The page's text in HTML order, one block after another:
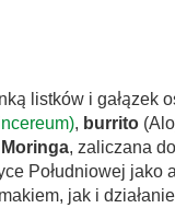
listków i gałązek
, burrito
Moringa, zaliczana
Południowej jako
jak i